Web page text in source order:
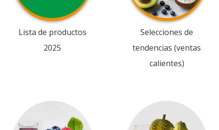
Lista de productos
2025
Selecciones de
tendencias (ventas
calientes)